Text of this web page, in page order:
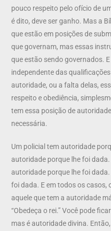
pouco respeito pelo ofício de
é dito, deve ser ganho. Mas a
que estão em posições de
que governam, mas essas
que estão sendo governados.
independente das
autoridade, ou a falta delas,
respeito e obediência,
tem essa posição de
necessária.
Um policial tem autoridade
autoridade porque lhe foi
autoridade porque lhe foi
foi dada. E em todos os casos,
aquele que tem a autoridade
“Obedeça o rei.” Você pode
mas é autoridade divina.